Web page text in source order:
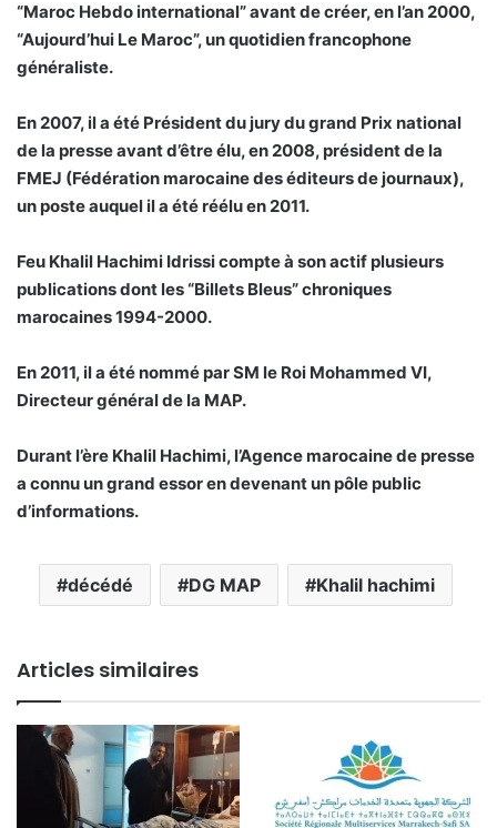
“Maroc Hebdo international” avant de créer, en l’an 2000,
“Aujourd’hui Le Maroc”, un quotidien francophone
généraliste.
En 2007, il a été Président du jury du grand Prix national
de la presse avant d’être élu, en 2008, président de la
FMEJ (Fédération marocaine des éditeurs de journaux),
un poste auquel il a été réélu en 2011.
Feu Khalil Hachimi Idrissi compte à son actif plusieurs
publications dont les “Billets Bleus” chroniques
marocaines 1994-2000.
En 2011, il a été nommé par SM le Roi Mohammed VI,
Directeur général de la MAP.
Durant l’ère Khalil Hachimi, l’Agence marocaine de presse
a connu un grand essor en devenant un pôle public
d’informations.
décédé DG MAP Khalil hachimi
Articles similaires